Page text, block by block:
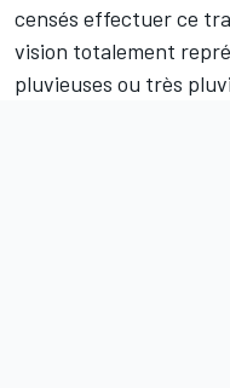
censés effectuer ce
vision totalement
pluvieuses ou très